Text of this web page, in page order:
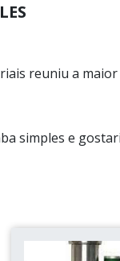
reuniu a
simples e